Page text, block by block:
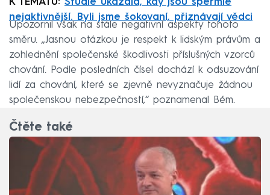
K TÉMATU: Studie ukázala, kdy jsou spermie
nejaktivnější. Byli jsme šokovaní, přiznávají vědci
Upozornil však na stále negativní aspekty tohoto
směru. „Jasnou otázkou je respekt k lidským právům a
zohlednění společenské škodlivosti příslušných vzorců
chování. Podle posledních čísel dochází k odsuzování
lidí za chování, které se zjevně nevyznačuje žádnou
společenskou nebezpečností,“ poznamenal Bém.
Čtěte také